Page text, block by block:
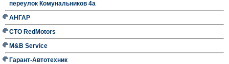
переулок Комунальников 4а
АНГАР
СТО RedMotors
M&B Service
Гарант-Автотехник